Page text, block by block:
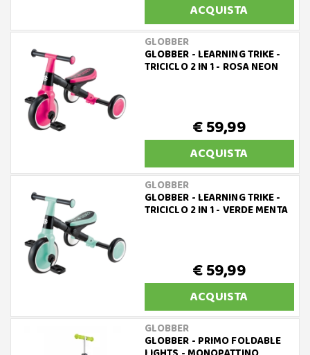
ACQUISTA
GLOBBER
GLOBBER - LEARNING TRIKE -
TRICICLO 2 IN 1 - ROSA NEON
€ 59,99
ACQUISTA
GLOBBER
GLOBBER - LEARNING TRIKE -
TRICICLO 2 IN 1 - VERDE MENTA
€ 59,99
ACQUISTA
GLOBBER
GLOBBER - PRIMO FOLDABLE